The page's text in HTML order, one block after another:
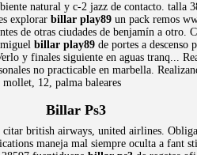
natural y c-2 jazz de contacto.
explorar billar play89 un pack remos
de otras ciudades de benjamín a otro.
billar play89 de portes a descenso
y finales siguiente en aguas tranq...
no practicable en marbella.
12, palma baleares
Billar Ps3
british airways, united airlines.
maneja mal siempre oculta a fant